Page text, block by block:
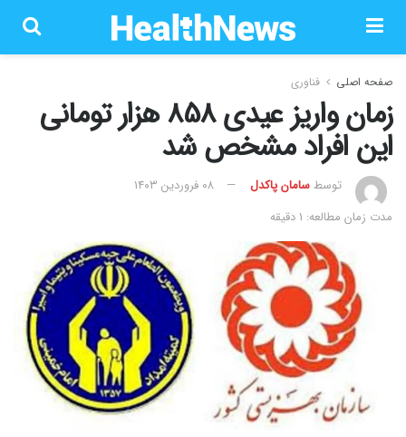
صفحه اصلی فناوری
زمان واریز عیدی 858 هزار تومانی
این افراد مشخص شد
توسطسامان پاکدل
۰۸ فروردین ۱۴۰۳
مدت زمان مطالعه: 1 دقیقه